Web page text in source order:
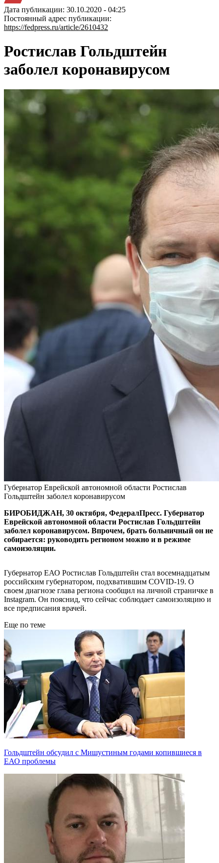
Дата публикации: 30.10.2020 - 04:25
Постоянный адрес публикации:
https://fedpress.ru/article/2610432
Ростислав Гольдштейн
заболел коронавирусом
Губернатор Еврейской автономной области Ростислав
Гольдштейн заболел коронавирусом
БИРОБИДЖАН, 30 октября, ФедералПресс. Губернатор
Еврейской автономной области Ростислав Гольдштейн
заболел коронавирусом. Впрочем, брать больничный он не
собирается: руководить регионом можно и в режиме
самоизоляции.
Губернатор ЕАО Ростислав Гольдштейн стал восемнадцатым
российским губернатором, подхватившим COVID-19. О
своем диагнозе глава региона сообщил на личной страничке в
Instagram. Он пояснид, что сейчас соблюдает самоизоляцию и
все предписания врачей.
Еще по теме
Гольдштейн обсудил с Мишустиным годами копившиеся в
ЕАО проблемы